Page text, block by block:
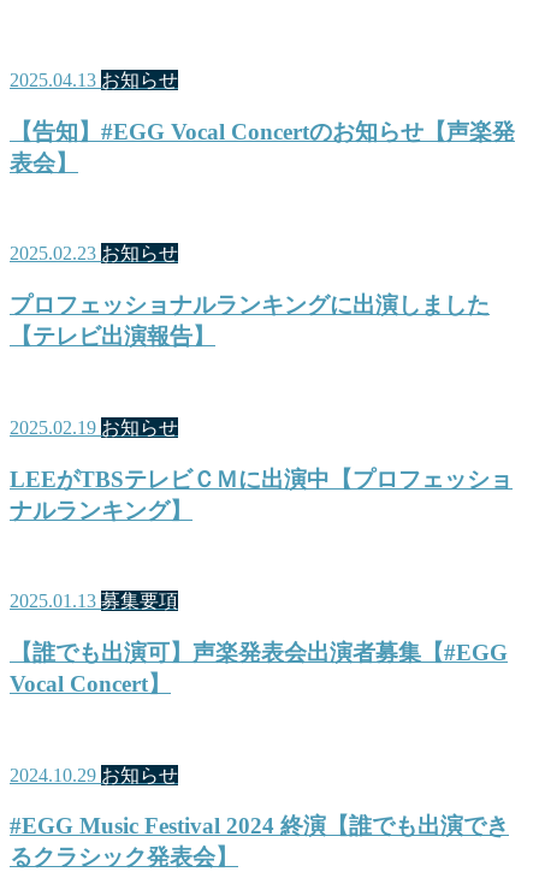
2025.04.13 お知らせ
【告知】#EGG Vocal Concertのお知らせ【声楽発
表会】
2025.02.23 お知らせ
プロフェッショナルランキングに出演しました
【テレビ出演報告】
2025.02.19 お知らせ
LEEがTBSテレビＣＭに出演中【プロフェッショ
ナルランキング】
2025.01.13 募集要項
【誰でも出演可】声楽発表会出演者募集【#EGG
Vocal Concert】
2024.10.29 お知らせ
#EGG Music Festival 2024 終演【誰でも出演でき
るクラシック発表会】